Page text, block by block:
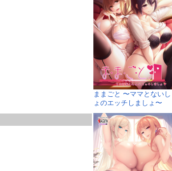
ままごと 〜ママとないし
ょのエッチしましょ〜